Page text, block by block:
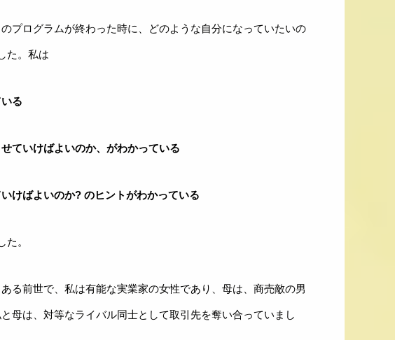
プログラムが終わった時に、どのような自分になっていたいの
た。私は
る
ていけばよいのか、がわかっている
けばよいのか? のヒントがわかっている
。
ある前世で、私は有能な実業家の女性であり、母は、商売敵の男
母は、対等なライバル同士として取引先を奪い合っていまし